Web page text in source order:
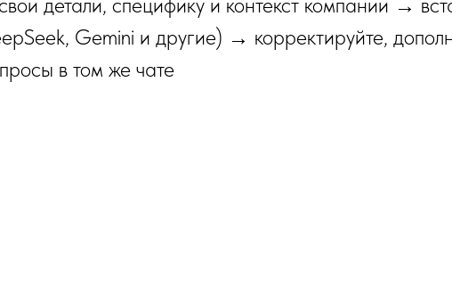
Gemini и другие) → корректируйте,
в том же чате